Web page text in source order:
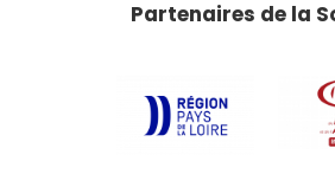
Partenaires de la